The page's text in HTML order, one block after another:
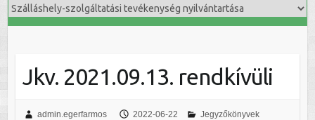
Jkv. 2021.09.13. rendkívüli
admin.egerfarmos 2022-06-22
Jegyzőkönyvek